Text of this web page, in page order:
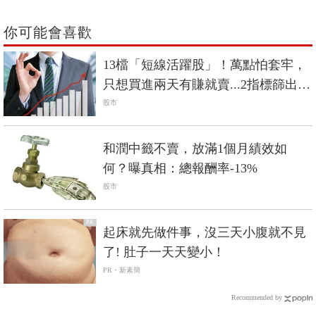
你可能會喜歡
13檔「短線活躍股」！萬點怕套牢，
只想買進兩天有賺就賣...2指標篩出標
的
股市
和潤中籤不賣，放滿1個月績效如
何？曝真相：總報酬率-13%
股市
PR
起床就先做件事，沒三天小腹就不見
了! 肚子一天天變小！
PR・新素簡
Recommended by